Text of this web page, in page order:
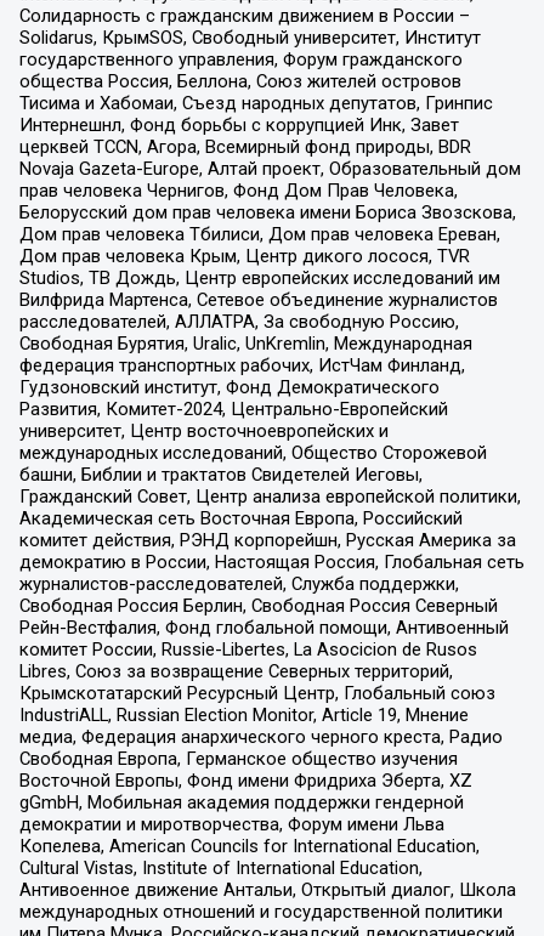
Солидарность с гражданским движением в России –
Solidarus, КрымSOS, Свободный университет, Институт
государственного управления, Форум гражданского
общества Россия, Беллона, Союз жителей островов
Тисима и Хабомаи, Съезд народных депутатов, Гринпис
Интернешнл, Фонд борьбы с коррупцией Инк, Завет
церквей TCCN, Агора, Всемирный фонд природы, BDR
Novaja Gazeta-Europe, Алтай проект, Образовательный дом
прав человека Чернигов, Фонд Дом Прав Человека,
Белорусский дом прав человека имени Бориса Звозскова,
Дом прав человека Тбилиси, Дом прав человека Ереван,
Дом прав человека Крым, Центр дикого лосося, TVR
Studios, ТВ Дождь, Центр европейских исследований им
Вилфрида Мартенса, Сетевое объединение журналистов
расследователей, АЛЛАТРА, За свободную Россию,
Свободная Бурятия, Uralic, UnKremlin, Международная
федерация транспортных рабочих, ИстЧам Финланд,
Гудзоновский институт, Фонд Демократического
Развития, Комитет-2024, Центрально-Европейский
университет, Центр восточноевропейских и
международных исследований, Общество Сторожевой
башни, Библии и трактатов Свидетелей Иеговы,
Гражданский Совет, Центр анализа европейской политики,
Академическая сеть Восточная Европа, Российский
комитет действия, РЭНД корпорейшн, Русская Америка за
демократию в России, Настоящая Россия, Глобальная сеть
журналистов-расследователей, Служба поддержки,
Свободная Россия Берлин, Свободная Россия Северный
Рейн-Вестфалия, Фонд глобальной помощи, Антивоенный
комитет России, Russie-Libertes, La Asocicion de Rusos
Libres, Союз за возвращение Северных территорий,
Крымскотатарский Ресурсный Центр, Глобальный союз
IndustriALL, Russian Election Monitor, Article 19, Мнение
медиа, Федерация анархического черного креста, Радио
Свободная Европа, Германское общество изучения
Восточной Европы, Фонд имени Фридриха Эберта, XZ
gGmbH, Мобильная академия поддержки гендерной
демократии и миротворчества, Форум имени Льва
Копелева, American Councils for International Education,
Cultural Vistas, Institute of International Education,
Антивоенное движение Антальи, Открытый диалог, Школа
международных отношений и государственной политики